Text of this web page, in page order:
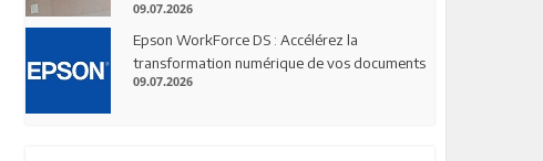
09.07.2026
Epson WorkForce DS : Accélérez la
transformation numérique de vos documents
09.07.2026